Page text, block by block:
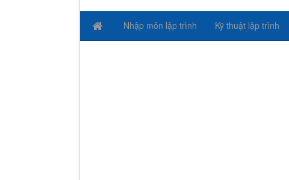
Nhập môn lập trình Kỹ thuật lập trình